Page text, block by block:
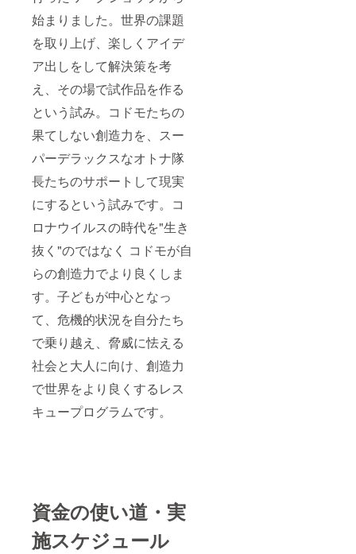
始まりました。世界の課題
を取り上げ、楽しくアイデ
ア出しをして解決策を考
え、その場で試作品を作る
という試み。コドモたちの
果てしない創造力を、スー
パーデラックスなオトナ隊
長たちのサポートして現実
にするという試みです。コ
ロナウイルスの時代を"生き
抜く"のではなく コドモが自
らの創造力でより良くしま
す。子どもが中心となっ
て、危機的状況を自分たち
で乗り越え、脅威に怯える
社会と大人に向け、創造力
で世界をより良くするレス
キュープログラムです。
資金の使い道・実
施スケジュール